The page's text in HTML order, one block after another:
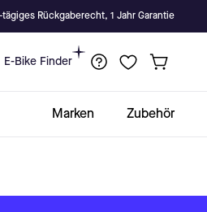
tägiges Rückgaberecht, 1 Jahr Garantie
E-Bike Finder
Marken Zubehör